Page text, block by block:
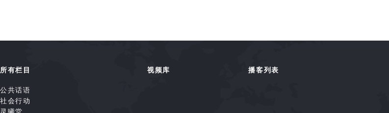
所有栏目
公共话语
社会行动
灵曦堂
视频库 播客列表